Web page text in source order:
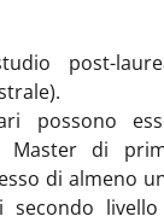
post-
possono
Master di
di almeno
secondo